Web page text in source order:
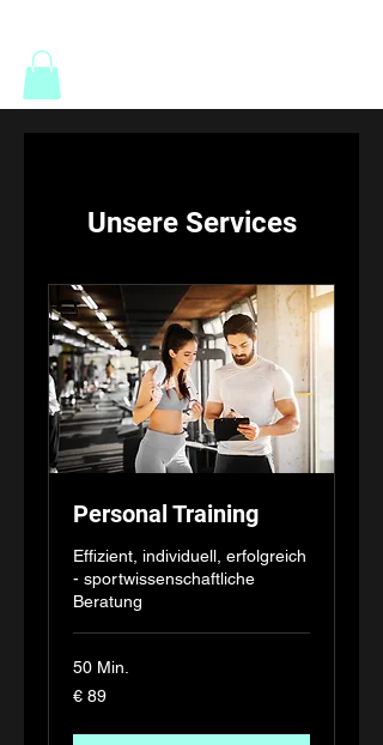
Unsere Services
Personal Training
Effizient, individuell, erfolgreich
- sportwissenschaftliche
Beratung
50 Min.
89
Euro
€ 89